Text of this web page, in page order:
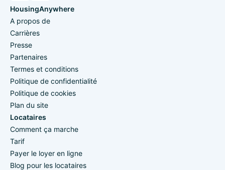
HousingAnywhere
A propos de
Carrières
Presse
Partenaires
Termes et conditions
Politique de confidentialité
Politique de cookies
Plan du site
Locataires
Comment ça marche
Tarif
Payer le loyer en ligne
Blog pour les locataires